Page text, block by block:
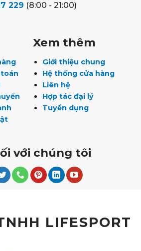
229 (8:00 - 21:00)
Xem thêm
Giới thiệu chung
Hệ thống cửa hàng
Liên hệ
Hợp tác đại lý
Tuyển dụng
với chúng tôi
LIFESPORT